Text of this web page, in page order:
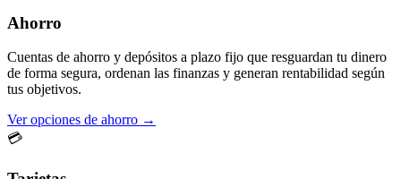
Ahorro
Cuentas de ahorro y depósitos a plazo fijo que resguardan tu dinero
de forma segura, ordenan las finanzas y generan rentabilidad según
tus objetivos.
Ver opciones de ahorro →
💳